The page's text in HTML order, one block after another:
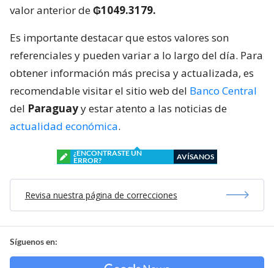
valor anterior de₲1049.3179.
Es importante destacar que estos valores son
referenciales y pueden variar a lo largo del día. Para
obtener información más precisa y actualizada, es
recomendable visitar el sitio web del Banco Central
del Paraguayy estar atento a las noticias de
actualidad económica.
¿ENCONTRASTE UN
ERROR?
AVÍSANOS
Revisa nuestra página de correcciones
Síguenos en: